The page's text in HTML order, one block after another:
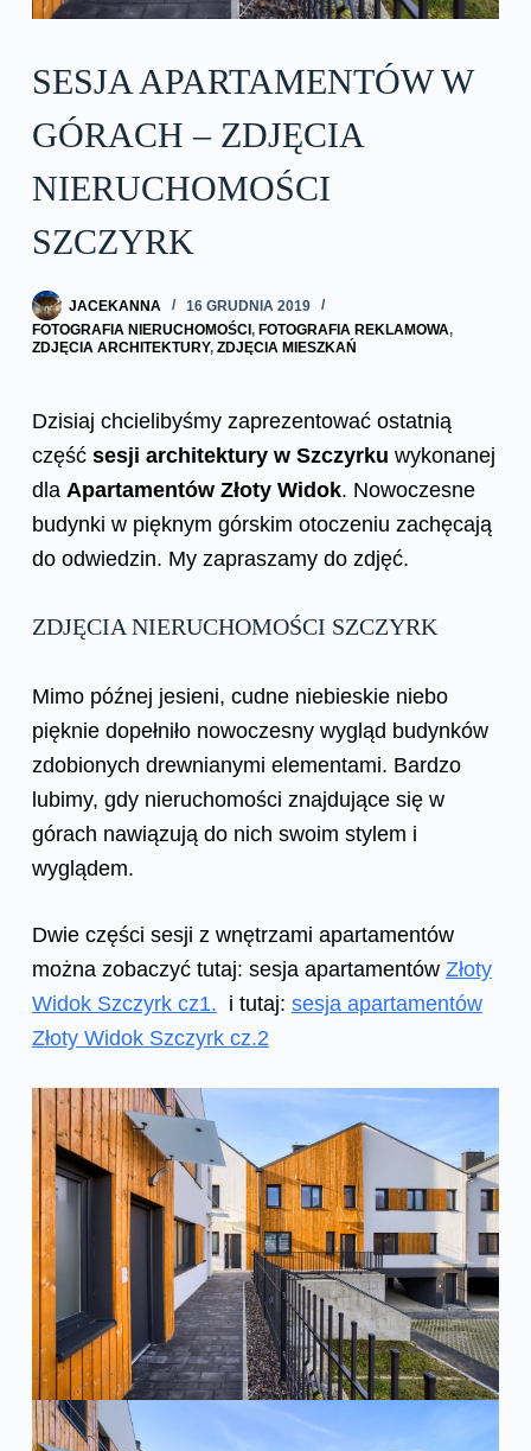
SESJA APARTAMENTÓW W
GÓRACH – ZDJĘCIA
NIERUCHOMOŚCI
SZCZYRK
JACEKANNA
16 GRUDNIA 2019
FOTOGRAFIA NIERUCHOMOŚCI , FOTOGRAFIA REKLAMOWA,
ZDJĘCIA ARCHITEKTURY, ZDJĘCIA MIESZKAŃ
Dzisiaj chcielibyśmy zaprezentować ostatnią
część sesji architektury w Szczyrku wykonanej
dla Apartamentów Złoty Widok. Nowoczesne
budynki w pięknym górskim otoczeniu zachęcają
do odwiedzin. My zapraszamy do zdjęć.
ZDJĘCIA NIERUCHOMOŚCI SZCZYRK
Mimo późnej jesieni, cudne niebieskie niebo
pięknie dopełniło nowoczesny wygląd budynków
zdobionych drewnianymi elementami. Bardzo
lubimy, gdy nieruchomości znajdujące się w
górach nawiązują do nich swoim stylem i
wyglądem.
Dwie części sesji z wnętrzami apartamentów
można zobaczyć tutaj: sesja apartamentów Złoty
Widok Szczyrk cz1. i tutaj: sesja apartamentów
Złoty Widok Szczyrk cz.2